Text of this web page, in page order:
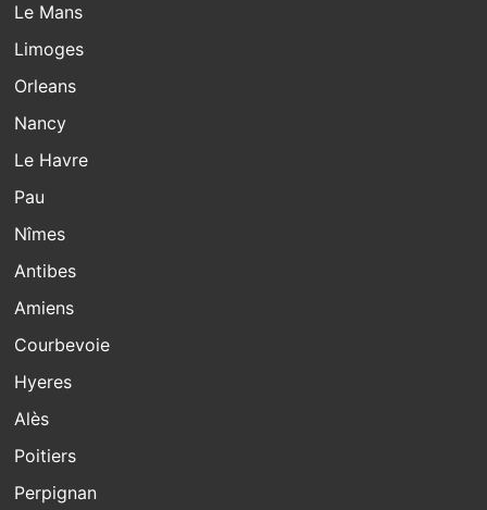
Le Mans
Limoges
Orleans
Nancy
Le Havre
Pau
Nîmes
Antibes
Amiens
Courbevoie
Hyeres
Alès
Poitiers
Perpignan